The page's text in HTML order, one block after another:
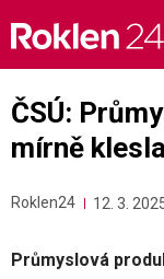
content
ČSÚ:
mírně klesla
Roklen24 12. 3.
Průmyslová